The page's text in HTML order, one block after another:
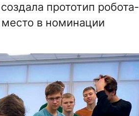
прототип робота-
место в номинации